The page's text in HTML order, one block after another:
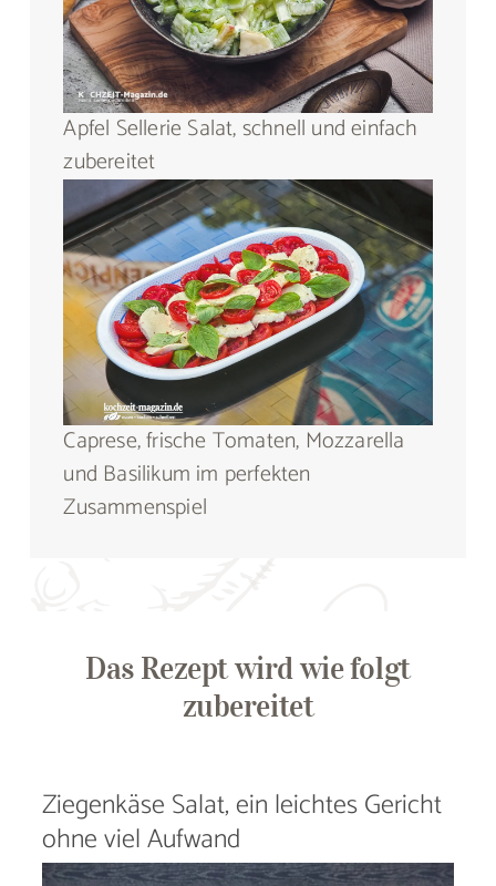
Apfel Sellerie Salat, schnell und einfach
zubereitet
Caprese, frische Tomaten, Mozzarella
und Basilikum im perfekten
Zusammenspiel
Das Rezept wird wie folgt
zubereitet
Ziegenkäse Salat, ein leichtes Gericht
ohne viel Aufwand